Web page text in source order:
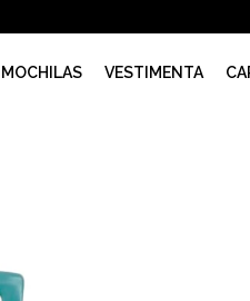
MOCHILAS VESTIMENTA